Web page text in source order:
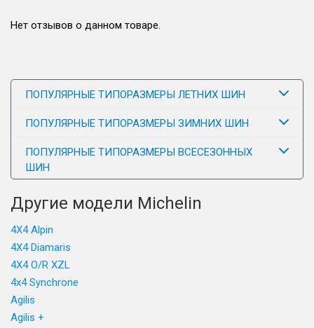
Нет отзывов о данном товаре.
ПОПУЛЯРНЫЕ ТИПОРАЗМЕРЫ ЛЕТНИХ ШИН
ПОПУЛЯРНЫЕ ТИПОРАЗМЕРЫ ЗИМНИХ ШИН
ПОПУЛЯРНЫЕ ТИПОРАЗМЕРЫ ВСЕСЕЗОННЫХ
ШИН
Другие модели Michelin
4X4 Alpin
4X4 Diamaris
4X4 O/R XZL
4x4 Synchrone
Agilis
Agilis +